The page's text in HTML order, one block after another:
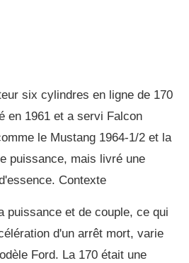
six cylindres en ligne de 170
en 1961 et a servi Falcon
le Mustang 1964-1/2 et la
puissance, mais livré une
Contexte
puissance et de couple, ce qui
d'un arrêt mort, varie
Ford. La 170 était une